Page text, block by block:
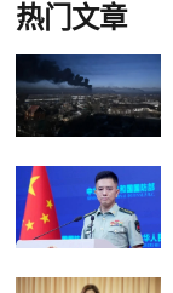
热门文章